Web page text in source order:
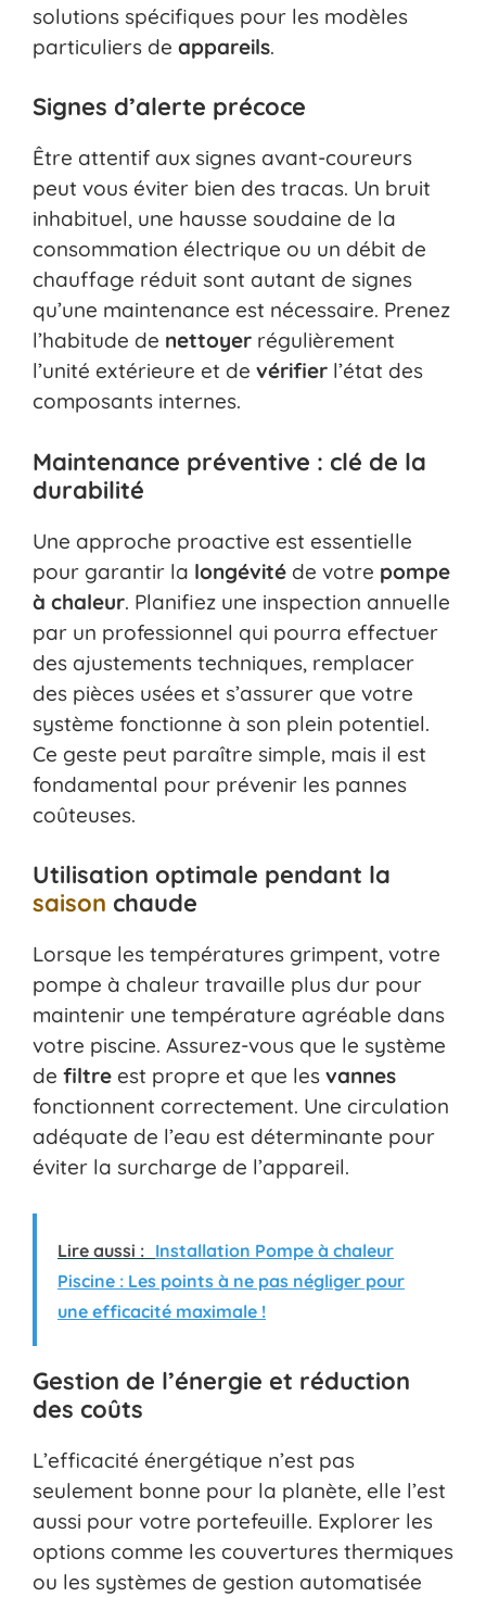
solutions spécifiques pour les modèles
particuliers de appareils.
Signes d’alerte précoce
Être attentif aux signes avant-coureurs
peut vous éviter bien des tracas. Un bruit
inhabituel, une hausse soudaine de la
consommation électrique ou un débit de
chauffage réduit sont autant de signes
qu’une maintenance est nécessaire. Prenez
l’habitude de nettoyer régulièrement
l’unité extérieure et de vérifier l’état des
composants internes.
Maintenance préventive : clé de la
durabilité
Une approche proactive est essentielle
pour garantir la longévité de votre pompe
à chaleur. Planifiez une inspection annuelle
par un professionnel qui pourra effectuer
des ajustements techniques, remplacer
des pièces usées et s’assurer que votre
système fonctionne à son plein potentiel.
Ce geste peut paraître simple, mais il est
fondamental pour prévenir les pannes
coûteuses.
Utilisation optimale pendant la
saison chaude
Lorsque les températures grimpent, votre
pompe à chaleur travaille plus dur pour
maintenir une température agréable dans
votre piscine. Assurez-vous que le système
de filtre est propre et que les vannes
fonctionnent correctement. Une circulation
adéquate de l’eau est déterminante pour
éviter la surcharge de l’appareil.
Lire aussi : Installation Pompe à chaleur
Piscine : Les points à ne pas négliger pour
une efficacité maximale !
Gestion de l’énergie et réduction
des coûts
L’efficacité énergétique n’est pas
seulement bonne pour la planète, elle l’est
aussi pour votre portefeuille. Explorer les
options comme les couvertures thermiques
ou les systèmes de gestion automatisée